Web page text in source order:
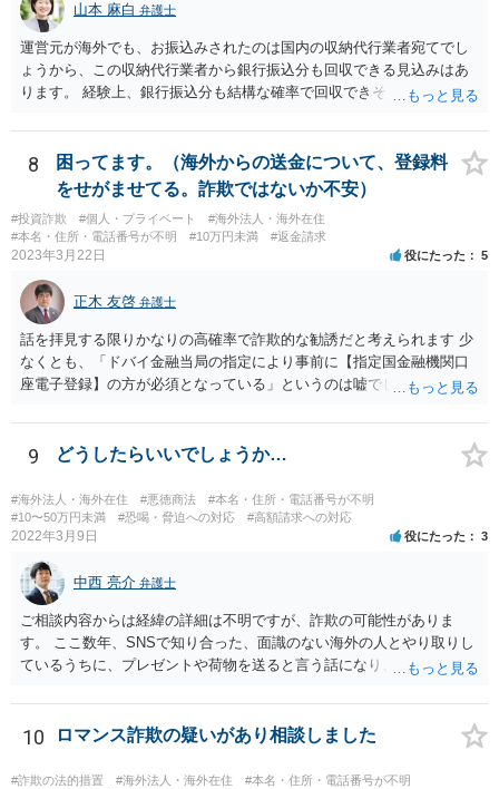
山本 麻白 弁護士
運営元が海外でも、お振込みされたのは国内の収納代行業者宛てでし
ょうから、この収納代行業者から銀行振込分も回収できる見込みはあ
ります。 経験上、銀行振込分も結構な確率で回収できそうな事案にお
以上、何か難しい事情があるのかもしれません。
8
困ってます。（海外からの送金について、登録料
をせがませてる。詐欺ではないか不安）
#投資詐欺 #個人・プライベート
#海外法人・海外在住
#本名・住所・電話番号が不明
#10万円未満 #返金請求
2023年3月22日 役にたった 5
正木 友啓 弁護士
話を拝見する限りかなりの高確率で詐欺的な勧誘だと考えられます 少
なくとも、「ドバイ金融当局の指定により事前に【指定国金融機関口
座電子登録】の方が必須となっている」というのは嘘でしょう 相手に
に相談に行かれてください
9 どうしたらいいでしょうか…
#海外法人・海外在住 #悪徳商法
#本名・住所・電話番号が不明
#10〜50万円未満
#恐喝・脅迫への対応 #高額請求への対応
2022年3月9日 役にたった 3
中西 亮介 弁護士
ご相談内容からは経緯の詳細は不明ですが、詐欺の可能性がありま
す。 ここ数年、SNSで知り合った、面識のない海外の人とやり取りし
ているうちに、プレゼントや荷物を送ると言う話になり、通関料等の
います。 本件でも、住所を教えてしまったとしても、職場まで特定す
ることは通常できませんし、そもそも、支払いと解雇の関連性は考え
る態様から詐欺の可能性が高いのではないかと思われます。 よほど相
10 ロマンス詐欺の疑いがあり相談しました
#詐欺の法的措置 #海外法人・海外在住
#本名・住所・電話番号が不明